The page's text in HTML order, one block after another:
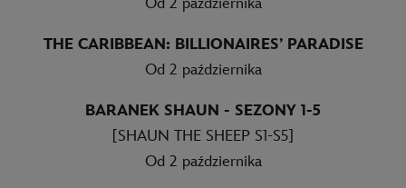
THE CARIBBEAN: BILLIONAIRES’ PARADISE
Od 2 października
BARANEK SHAUN - SEZONY 1-5
[SHAUN THE SHEEP S1-S5]
Od 2 października